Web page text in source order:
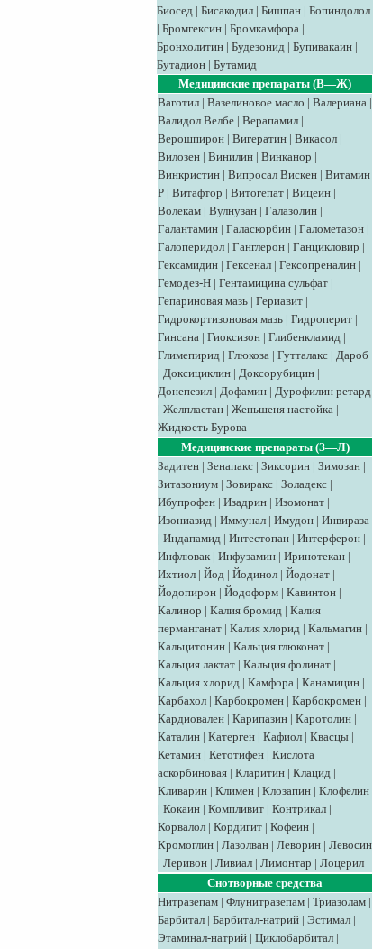
Биосед | Бисакодил | Бишпан | Бопиндолол
| Бромгексин | Бромкамфора |
Бронхолитин | Будезонид | Бупивакаин |
Бутадион | Бутамид
Медицинские препараты (В—Ж)
Ваготил | Вазелиновое масло | Валериана |
Валидол Велбе | Верапамил |
Верошпирон | Вигератин | Викасол |
Вилозен | Винилин | Винканор |
Винкристин | Випросал Вискен | Витамин
Р | Витафтор | Витогепат | Вицеин |
Волекам | Вулнузан | Галазолин |
Галантамин | Галаскорбин | Галометазон |
Галоперидол | Ганглерон | Ганцикловир |
Гексамидин | Гексенал | Гексопреналин |
Гемодез-Н | Гентамицина сульфат |
Гепариновая мазь | Гериавит |
Гидрокортизоновая мазь | Гидроперит |
Гинсана | Гиоксизон | Глибенкламид |
Глимепирид | Глюкоза | Гутталакс | Дароб
| Доксициклин | Доксорубицин |
Донепезил | Дофамин | Дурофилин ретард
| Желпластан | Женьшеня настойка |
Жидкость Бурова
Медицинские препараты (З—Л)
Задитен | Зенапакс | Зиксорин | Зимозан |
Зитазониум | Зовиракс | Золадекс |
Ибупрофен | Изадрин | Изомонат |
Изониазид | Иммунал | Имудон | Инвираза
| Индапамид | Интестопан | Интерферон |
Инфлювак | Инфузамин | Иринотекан |
Ихтиол | Йод | Йодинол | Йодонат |
Йодопирон | Йодоформ | Кавинтон |
Калинор | Калия бромид | Калия
перманганат | Калия хлорид | Кальмагин |
Кальцитонин | Кальция глюконат |
Кальция лактат | Кальция фолинат |
Кальция хлорид | Камфора | Канамицин |
Карбахол | Карбокромен | Карбокромен |
Кардиовален | Карипазин | Каротолин |
Каталин | Катерген | Кафиол | Квасцы |
Кетамин | Кетотифен | Кислота
аскорбиновая | Кларитин | Клацид |
Кливарин | Климен | Клозапин | Клофелин
| Кокаин | Компливит | Контрикал |
Корвалол | Кордигит | Кофеин |
Кромоглин | Лазолван | Леворин | Левосин
| Леривон | Ливиал | Лимонтар | Лоцерил
Снотворные средства
Нитразепам | Флунитразепам | Триазолам |
Барбитал | Барбитал-натрий | Эстимал |
Этаминал-натрий | Циклобарбитал |